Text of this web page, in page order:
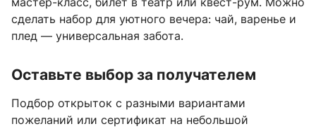
сделать набор для уютного вечера: чай, варенье и
плед — универсальная забота.
Оставьте выбор за получателем
Подбор открыток с разными вариантами
пожеланий или сертификат на небольшой